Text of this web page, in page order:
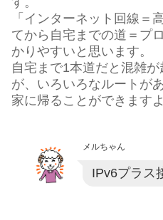
「インターネット回線＝
てから自宅までの道＝プ
かりやすいと思います。
自宅まで1本道だと混雑
が、いろいろなルートが
家に帰ることができますよ
メルちゃん
IPv6プラス